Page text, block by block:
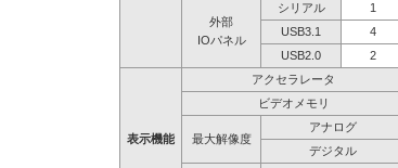
外部
IOパネル
シリアル 1
USB3.1
4
USB2.0
2
表示機能
アクセラレータ
ビデオメモリ
最大解像度
アナログ
デジタル